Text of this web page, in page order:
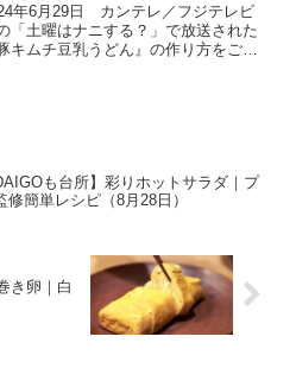
年6月29日 カンテレ／フジテレビ
「土曜はナニする？」で放送された
豚キムチ豆乳うどん』の作り方をご紹
も台所】彩りホットサラダ｜プ
修簡単レシピ（8月28日）
き卵｜白